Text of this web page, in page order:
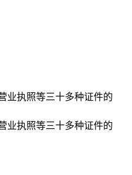
业执照等三十多种证件的
业执照等三十多种证件的